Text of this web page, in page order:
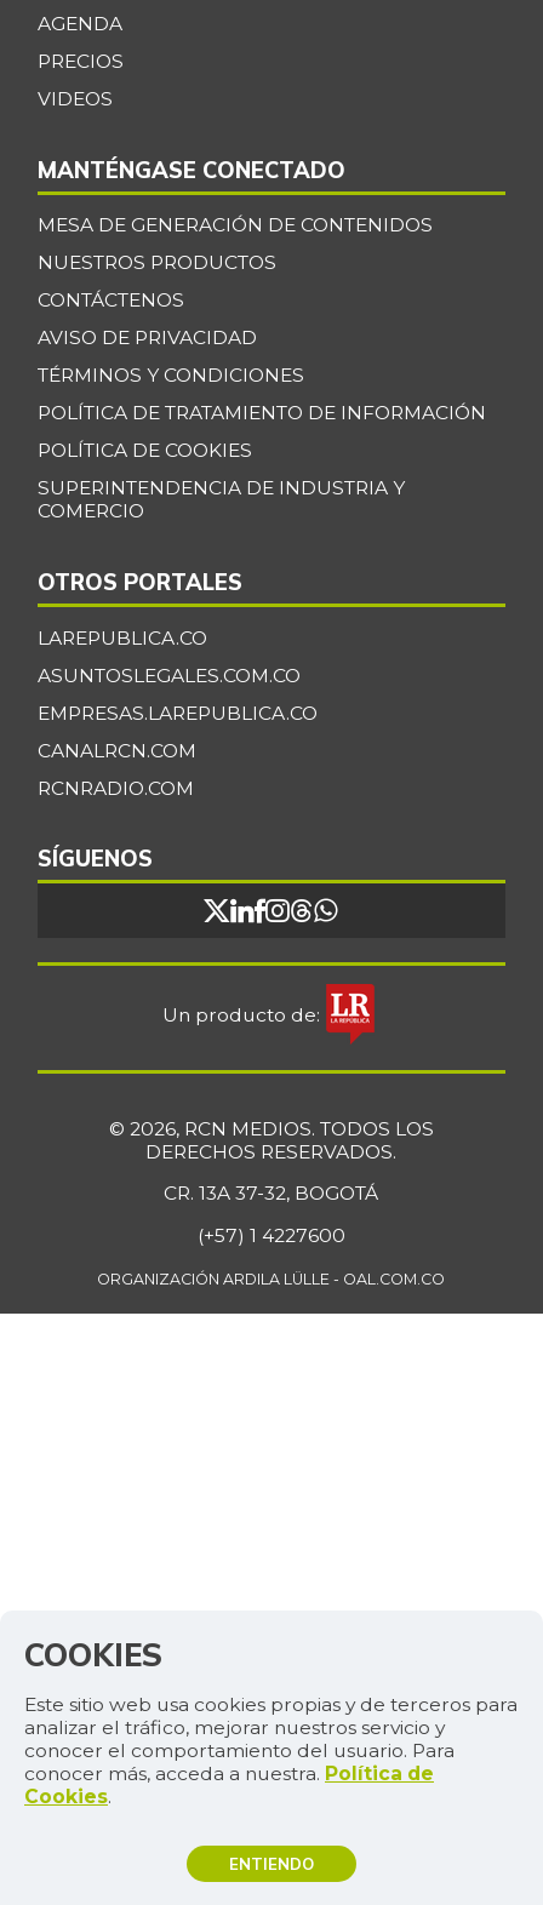
AGENDA
PRECIOS
VIDEOS
MANTÉNGASE CONECTADO
MESA DE GENERACIÓN DE CONTENIDOS
NUESTROS PRODUCTOS
CONTÁCTENOS
AVISO DE PRIVACIDAD
TÉRMINOS Y CONDICIONES
POLÍTICA DE TRATAMIENTO DE INFORMACIÓN
POLÍTICA DE COOKIES
SUPERINTENDENCIA DE INDUSTRIA Y
COMERCIO
OTROS PORTALES
LAREPUBLICA.CO
ASUNTOSLEGALES.COM.CO
EMPRESAS.LAREPUBLICA.CO
CANALRCN.COM
RCNRADIO.COM
SÍGUENOS
Un producto de:
© 2026, RCN MEDIOS. TODOS LOS
DERECHOS RESERVADOS.
CR. 13A 37-32, BOGOTÁ
(+57) 1 4227600
ORGANIZACIÓN ARDILA LÜLLE - OAL.COM.CO
COOKIES
Este sitio web usa cookies propias y de terceros para
analizar el tráfico, mejorar nuestros servicio y
conocer el comportamiento del usuario. Para
conocer más, acceda a nuestra. Política de
Cookies.
ENTIENDO